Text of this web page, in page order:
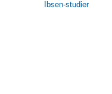
Ibsen-studier